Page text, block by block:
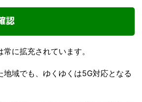
認
に拡充されています。
地域でも、ゆくゆくは5G対応となる